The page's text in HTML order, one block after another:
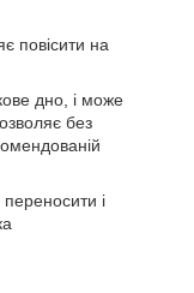
повісити на
дно, і може
без
і